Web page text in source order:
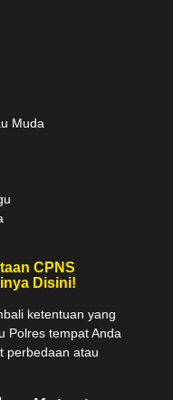
Muda
CPNS
Disini!
ketentuan yang
Polres tempat Anda
perbedaan atau